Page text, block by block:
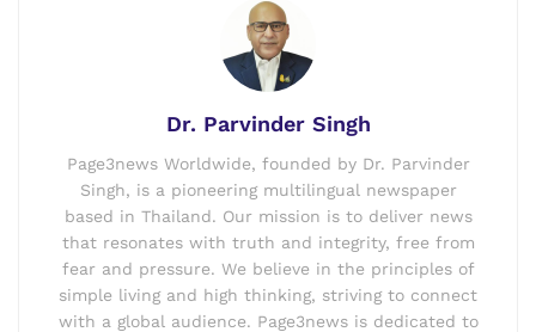
Dr. Parvinder Singh
Page3news Worldwide, founded by Dr. Parvinder
Singh, is a pioneering multilingual newspaper
based in Thailand. Our mission is to deliver news
that resonates with truth and integrity, free from
fear and pressure. We believe in the principles of
simple living and high thinking, striving to connect
with a global audience. Page3news is dedicated to